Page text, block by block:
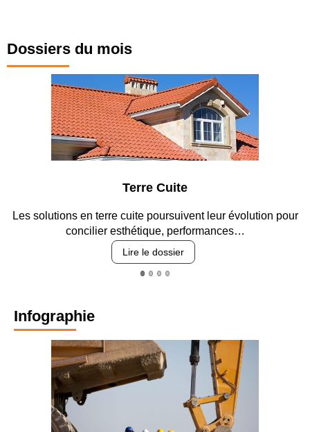
Dossiers du mois
cuite poursuivent leur évolution pour
performances…
Entre circulation,
Infographie